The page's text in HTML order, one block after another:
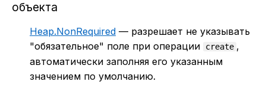
объекта
Heap.NonRequired — разрешает не указывать
"обязательное" поле при операции
create ,
автоматически заполняя его указанным
значением по умолчанию.